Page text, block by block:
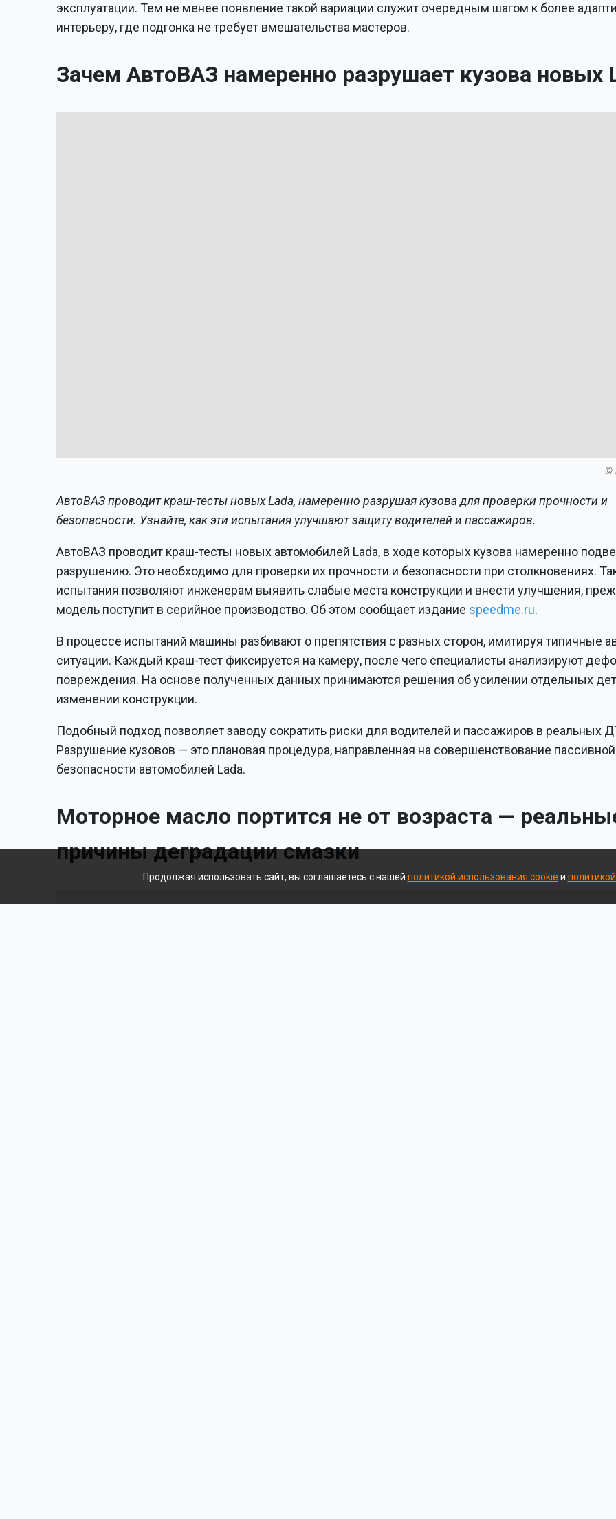
эксплуатации. Тем не менее появление такой вариации служит очередным шагом к более
интерьеру, где подгонка не требует вмешательства мастеров.
Зачем АвтоВАЗ намеренно разрушает кузова новых
©
АвтоВАЗ проводит краш-тесты новых Lada, намеренно разрушая кузова для проверки прочности и
безопасности. Узнайте, как эти испытания улучшают защиту водителей и пассажиров.
АвтоВАЗ проводит краш-тесты новых автомобилей Lada, в ходе которых кузова намеренно
разрушению. Это необходимо для проверки их прочности и безопасности при столкновениях.
испытания позволяют инженерам выявить слабые места конструкции и внести улучшения,
модель поступит в серийное производство. Об этом сообщает издание speedme.ru.
В процессе испытаний машины разбивают о препятствия с разных сторон, имитируя типичные
ситуации. Каждый краш-тест фиксируется на камеру, после чего специалисты анализируют
повреждения. На основе полученных данных принимаются решения об усилении отдельных
изменении конструкции.
Подобный подход позволяет заводу сократить риски для водителей и пассажиров в реальных
Разрушение кузовов — это плановая процедура, направленная на совершенствование пассивной
безопасности автомобилей Lada.
Моторное масло портится не от возраста —
причины деградации смазки
Продолжая использовать сайт, вы соглашаетесь с нашей политикой использования cookie и